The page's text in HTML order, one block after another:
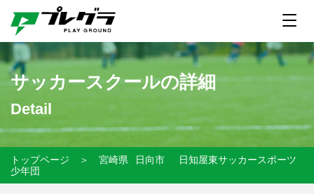
サッカースクールの詳細
Detail
トップページ ＞ 宮崎県 日向市
日知屋東サッカースポーツ
少年団